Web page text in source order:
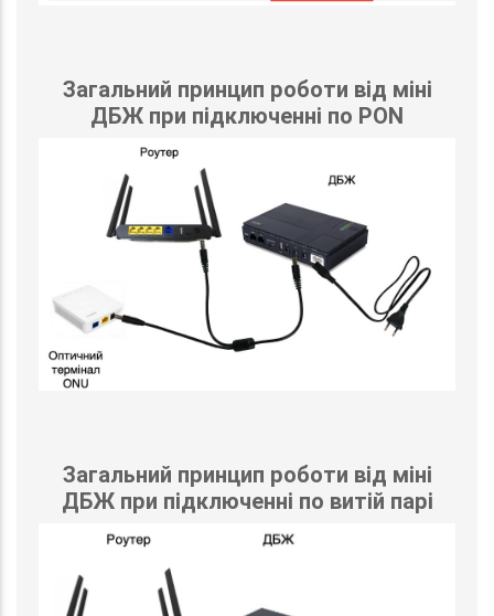
Загальний принцип роботи від міні
ДБЖ при підключенні по PON
Загальний принцип роботи від міні
ДБЖ при підключенні по витій парі